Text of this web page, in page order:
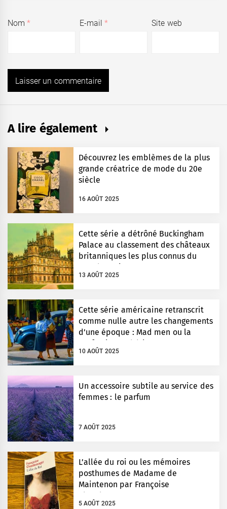
Nom* E-mail* Site web
A lire également
Découvrez les emblèmes de la plus
grande créatrice de mode du 20e
siècle
16 AOÛT 2025
Cette série a détrôné Buckingham
Palace au classement des châteaux
britanniques les plus connus du
monde entier
13 AOÛT 2025
Cette série américaine retranscrit
comme nulle autre les changements
d’une époque : Mad men ou la
perfection esthétique
10 AOÛT 2025
Un accessoire subtile au service des
femmes : le parfum
7 AOÛT 2025
L’allée du roi ou les mémoires
posthumes de Madame de
Maintenon par Françoise
Chandernagor
5 AOÛT 2025